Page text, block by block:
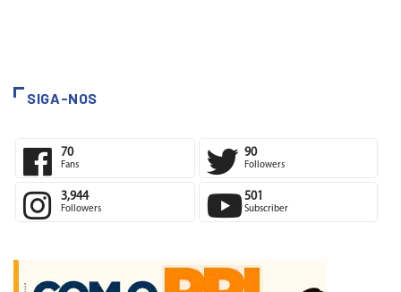
SIGA-NOS
70 90
3,944 501